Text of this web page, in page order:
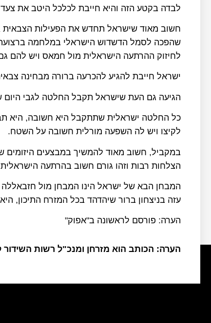
לבדה בקטע הזה והיא חייבת לכלכל היטב את
חשוב מאוד שישראל תחדש את הפעילות הצבאית
שהפכה לסמל הדשדוש הישראלי במלחמה ברצועת
לחיזוק ההרתעה הישראלית מול חמאס ויש להם
ישראל חייבת להגיע להכרעה ברורה מבחינה
הגיעה גם העת שישראל תקבל החלטה לגבי
כל החלטה ישראלית שתתקבל היא חשובה, היא
לקיצו ויש לה השפעה מורלית חשובה על השטח.
במקביל, חשוב מאוד להמשיך במבצעים היזומים
הצלחות רבות וזהו גורם חשוב בהרתעה
המבחן הבא של ישראל הינו המבחן מול
עזה בניצחון ברור שיהדהד בכל המזרח התיכון,
הערה: פורסם לראשונה ב"אפוק"
הערה: הכותב הוא מזרחן ומנכ"ל רשות